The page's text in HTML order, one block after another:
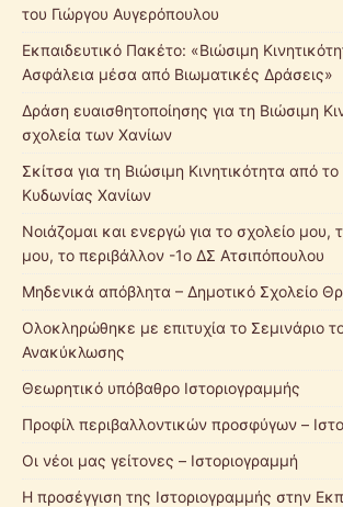
του Γιώργου Αυγερόπουλου
Εκπαιδευτικό Πακέτο: «Βιώσιμη
Ασφάλεια μέσα από Βιωματικές Δράσεις»
Δράση ευαισθητοποίησης για τη Βιώσιμη
σχολεία των Χανίων
Σκίτσα για τη Βιώσιμη Κινητικότητα από
Κυδωνίας Χανίων
Νοιάζομαι και ενεργώ για το σχολείο
μου, το περιβάλλον -1ο ΔΣ Ατσιπόπουλου
Μηδενικά απόβλητα – Δημοτικό Σχολείο
Ολοκληρώθηκε με επιτυχία το Σεμινάριο
Ανακύκλωσης
Θεωρητικό υπόβαθρο Ιστοριογραμμής
Προφίλ περιβαλλοντικών προσφύγων –
Οι νέοι μας γείτονες – Ιστοριογραμμή
Η προσέγγιση της Ιστοριογραμμής στην